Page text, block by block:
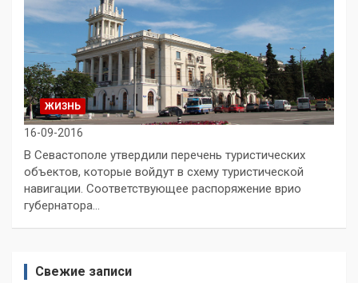
ЖИЗНЬ
16-09-2016
В Севастополе утвердили перечень туристических
объектов, которые войдут в схему туристической
навигации. Соответствующее распоряжение врио
губернатора…
Свежие записи